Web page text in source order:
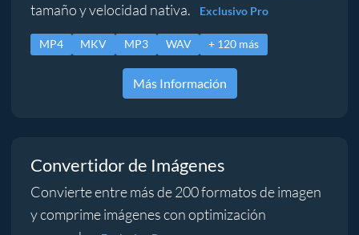
tamaño y velocidad nativa.
Exclusivo Pro
MP4 MKV MP3 WAV + 120 más
Más Información
Convertidor de Imágenes
Convierte entre más de 200 formatos de imagen
y comprime imágenes con optimización